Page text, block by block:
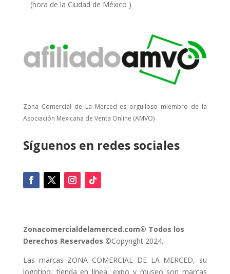
(hora de la Ciudad de México )
Zona Comercial de La Merced es orgulloso miembro de la
Asociación Mexicana de Venta Online (AMVO)
Síguenos en redes sociales
Zonacomercialdelamerced.com® Todos los
Derechos Reservados ©Copyright 2024.
Las marcas ZONA COMERCIAL DE LA MERCED, su
logotipo, tienda en línea, expo y museo son marcas